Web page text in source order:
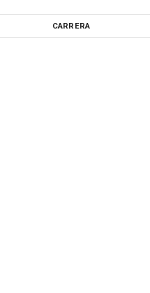
CARRERA